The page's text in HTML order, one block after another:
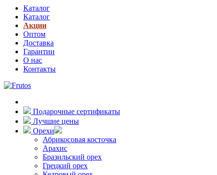
Каталог
Каталог
Акции
Оптом
Доставка
Гарантии
О нас
Контакты
Подарочные сертификаты
Лучшие цены
Орехи
Абрикосовая косточка
Арахис
Бразильский орех
Грецкий орех